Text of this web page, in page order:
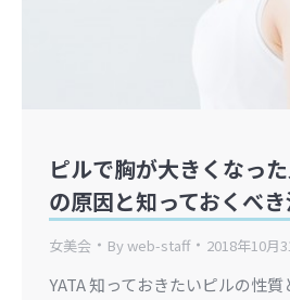
ピルで胸が大きくなっ
の原因と知っておくべ
女美会 Byweb-staff 2018年10月
YATA 知っておきたいピルの性